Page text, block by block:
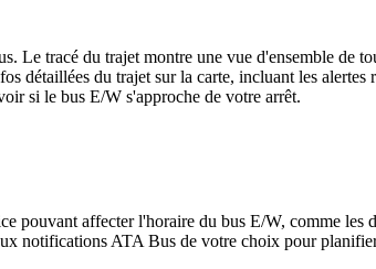
Le tracé du trajet montre une vue d'ensemble de
détaillées du trajet sur la carte, incluant les alertes
si le bus E/W s'approche de votre arrêt.
pouvant affecter l'horaire du bus E/W, comme les
notifications ATA Bus de votre choix pour